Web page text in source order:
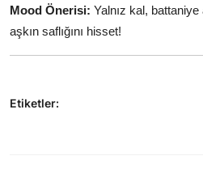
Mood Önerisi: Yalnız kal,
aşkın saflığını hisset!
Etiketler: